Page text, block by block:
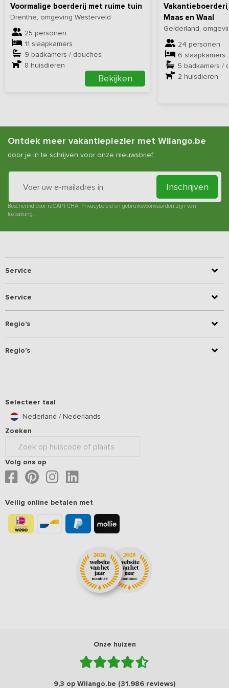
ruimte, rust en faciliteiten helemaal voor jezelf hebt.
Vanaf de accommodatie starten verschillende wandelroutes. Wij
hebben de volgende leuke routes voor jullie geselecteerd:
route 2 en route 3
Voormalige boerderij met ruime tuin
Drenthe, omgeving Westerveld
25 personen
11 slaapkamers
9 badkamers / douches
8 huisdieren
Bekijken
Maas en Waal
Gelderland,
24 personen
6 slaapkamers
5 badkamers /
2 huisdieren
Ontdek meer vakantieplezier met Wilango.be
door je in te schrijven voor onze nieuwsbrief.
Inschrijven
Beschermd door reCAPTCHA. Privacybeleid en gebruiksvoorwaarden zijn van
toepassing.
Service
Service
Regio's
Regio's
Selecteer taal
Nederland / Nederlands
Zoeken
Volg ons op
Veilig online betalen met
Onze huizen
9,3 op Wilango.be (31.986 reviews)